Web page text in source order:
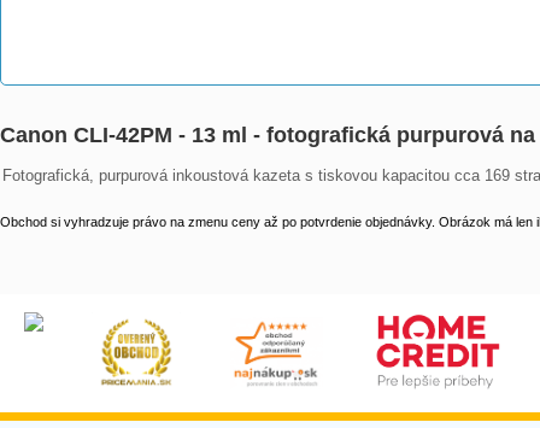
Canon CLI-42PM - 13 ml - fotografická purpurová
Fotografická, purpurová inkoustová kazeta s tiskovou kapacitou cca 169
Obchod si vyhradzuje právo na zmenu ceny až po potvrdenie objednávky. Obrázok má len